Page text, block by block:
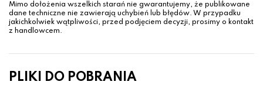
Mimo dołożenia wszelkich starań nie gwarantujemy, że publikowane
dane techniczne nie zawierają uchybień lub błędów. W przypadku
jakichkolwiek wątpliwości, przed podjęciem decyzji, prosimy o kontakt
z handlowcem.
PLIKI DO POBRANIA